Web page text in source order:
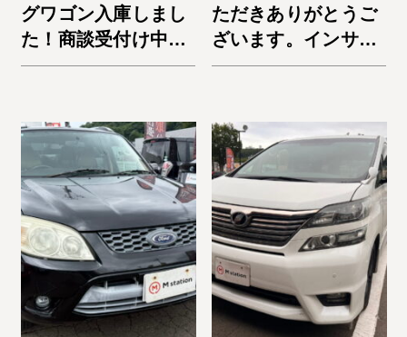
グワゴン入庫しまし
た！商談受付け中で
す✩
ただきありがとうご
ざいます。インサイ
ト